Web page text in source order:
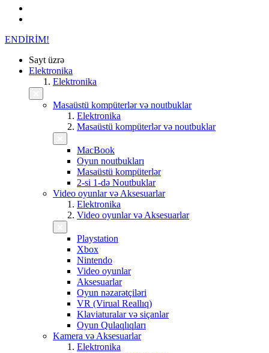
ENDİRİM!
Sayt üzrə
Elektronika
Elektronika
Masaüstü kompüterlər və noutbuklar
Elektronika
Masaüstü kompüterlər və noutbuklar
MacBook
Oyun noutbukları
Masaüstü kompüterlər
2-si 1-də Noutbuklar
Video oyunlar və Aksesuarlar
Elektronika
Video oyunlar və Aksesuarlar
Playstation
Xbox
Nintendo
Video oyunlar
Aksesuarlar
Oyun nəzarətçiləri
VR (Virual Reallıq)
Klaviaturalar və siçanlar
Oyun Qulaqlıqları
Kamera və Aksesuarlar
Elektronika